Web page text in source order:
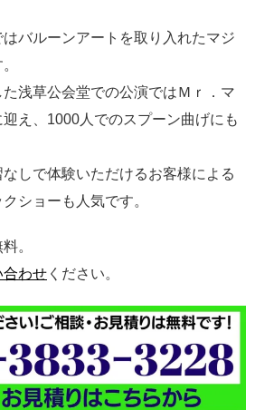
バルーンアートを取り入れたマジ
浅草公会堂での公演ではＭｒ．マ
え、1000人でのスプーン曲げにも
しで体験いただけるお客様による
ショーも人気です。
。
合わせ ください。